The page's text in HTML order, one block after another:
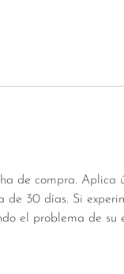
de compra. Aplica
30 días. Si
el problema de su